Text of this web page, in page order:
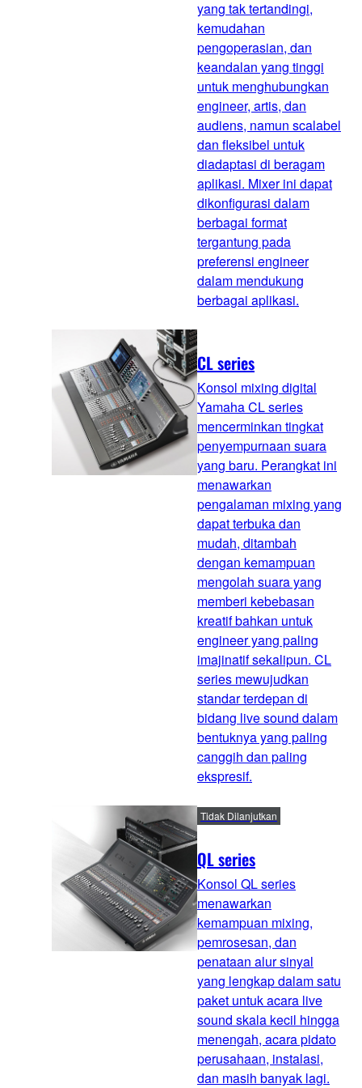
yang tak tertandingi,
kemudahan
pengoperasian, dan
keandalan yang tinggi
untuk menghubungkan
engineer, artis, dan
audiens, namun scalabel
dan fleksibel untuk
diadaptasi di beragam
aplikasi. Mixer ini dapat
dikonfigurasi dalam
berbagai format
tergantung pada
preferensi engineer
dalam mendukung
berbagai aplikasi.
CL series
Konsol mixing digital
Yamaha CL series
mencerminkan tingkat
penyempurnaan suara
yang baru. Perangkat ini
menawarkan
pengalaman mixing yang
dapat terbuka dan
mudah, ditambah
dengan kemampuan
mengolah suara yang
memberi kebebasan
kreatif bahkan untuk
engineer yang paling
imajinatif sekalipun. CL
series mewujudkan
standar terdepan di
bidang live sound dalam
bentuknya yang paling
canggih dan paling
ekspresif.
QL series
Tidak Dilanjutkan
Konsol QL series
menawarkan
kemampuan mixing,
pemrosesan, dan
penataan alur sinyal
yang lengkap dalam satu
paket untuk acara live
sound skala kecil hingga
menengah, acara pidato
perusahaan, instalasi,
dan masih banyak lagi.